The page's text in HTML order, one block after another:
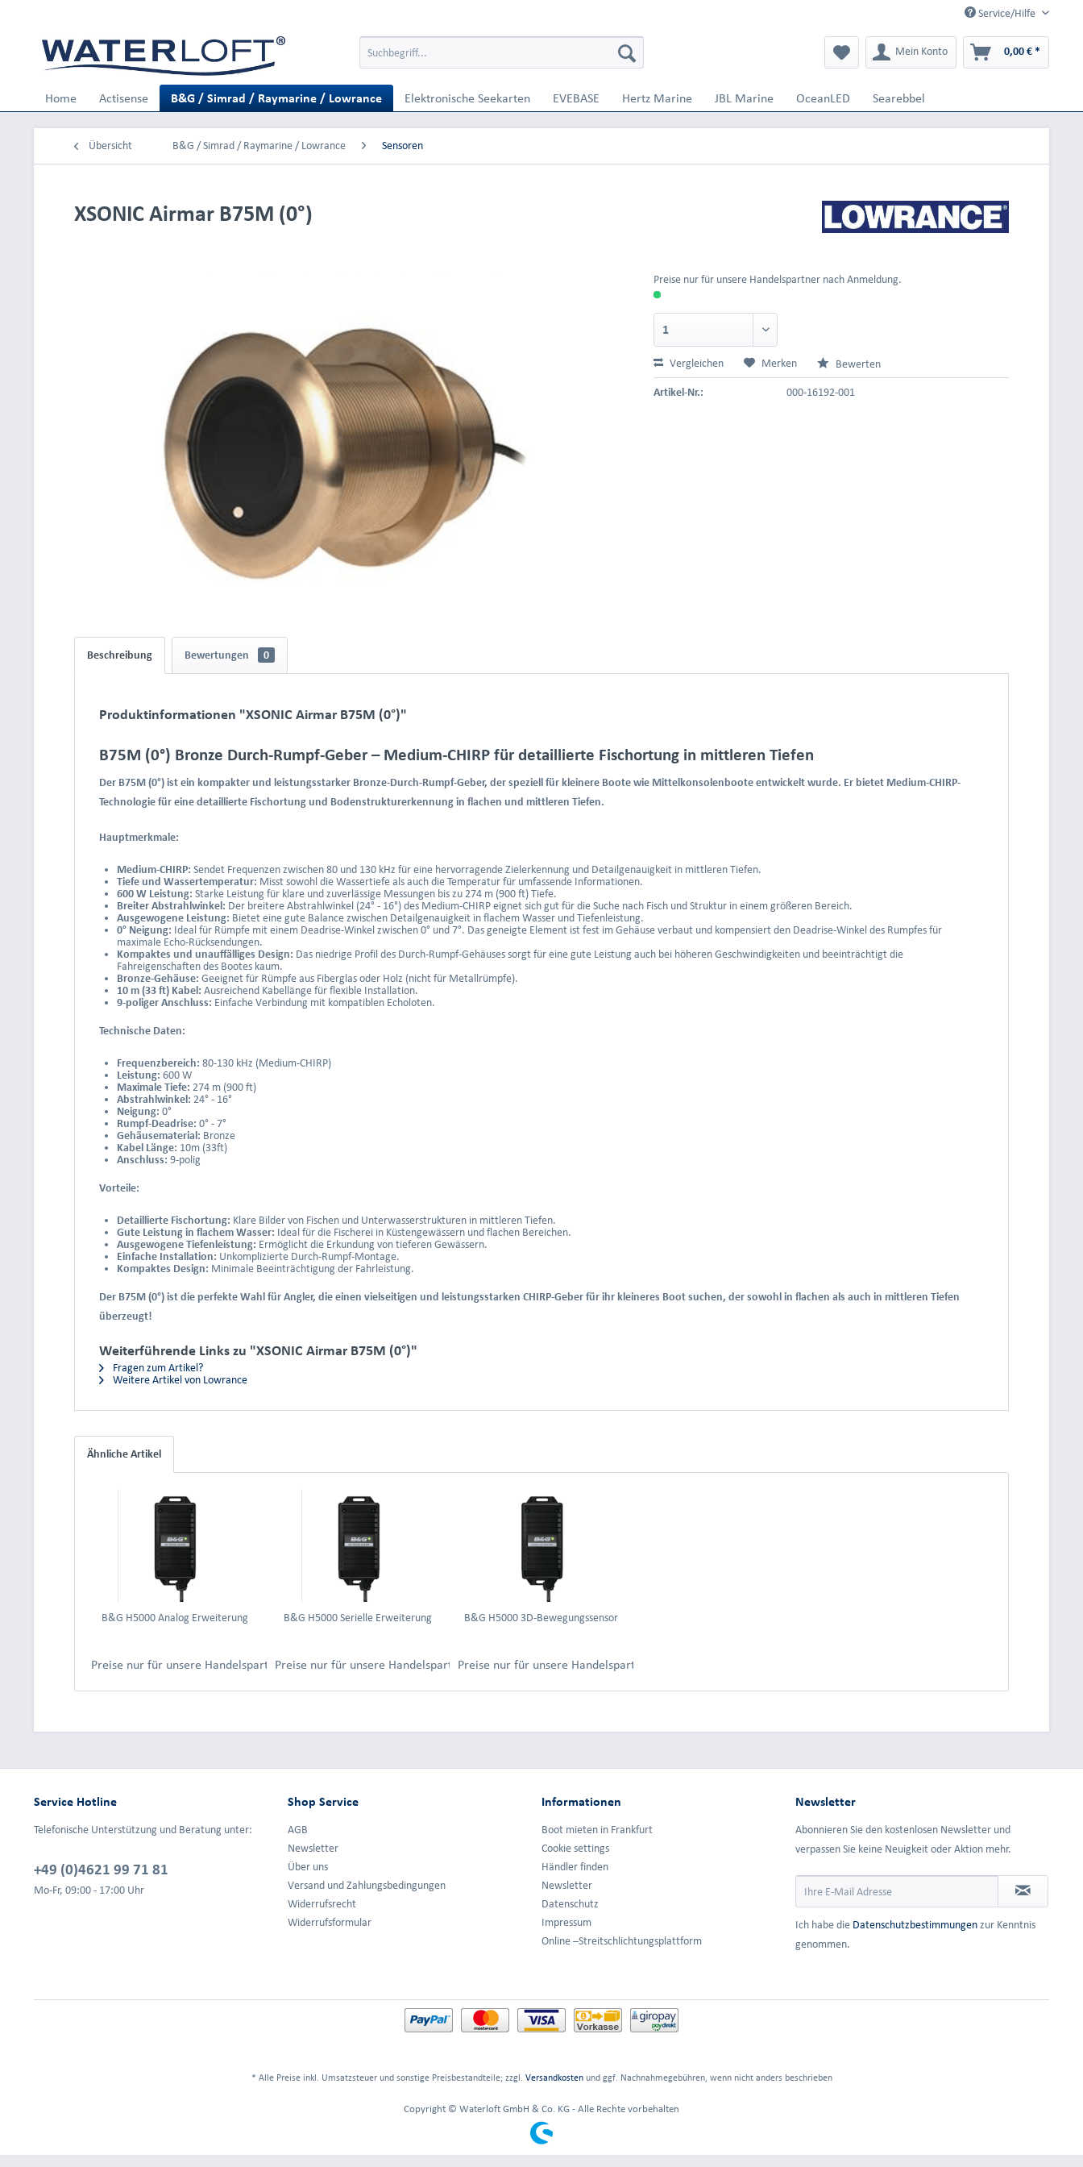
Service/Hilfe
Mein Konto 0,00 € *
Home Actisense B&G / Simrad / Raymarine / Lowrance Elektronische Seekarten EVEBASE Hertz Marine JBL Marine OceanLED Searebbel
Übersicht B&G / Simrad / Raymarine / Lowrance Sensoren
XSONIC Airmar B75M (0°)
Preise nur für unsere Handelspartner nach Anmeldung.
Vergleichen Merken Bewerten
Artikel-Nr.: 000-16192-001
Beschreibung Bewertungen 0
Produktinformationen "XSONIC Airmar B75M (0°)"
B75M (0°) Bronze Durch-Rumpf-Geber – Medium-CHIRP für detaillierte Fischortung in mittleren Tiefen
Der B75M (0°) ist ein kompakter und leistungsstarker Bronze-Durch-Rumpf-Geber, der speziell für kleinere Boote wie Mittelkonsolenboote entwickelt wurde. Er bietet Medium-CHIRP-
Technologie für eine detaillierte Fischortung und Bodenstrukturerkennung in flachen und mittleren Tiefen.
Hauptmerkmale:
Medium-CHIRP: Sendet Frequenzen zwischen 80 und 130 kHz für eine hervorragende Zielerkennung und Detailgenauigkeit in mittleren Tiefen.
Tiefe und Wassertemperatur: Misst sowohl die Wassertiefe als auch die Temperatur für umfassende Informationen.
600 W Leistung: Starke Leistung für klare und zuverlässige Messungen bis zu 274 m (900 ft) Tiefe.
Breiter Abstrahlwinkel: Der breitere Abstrahlwinkel (24° - 16°) des Medium-CHIRP eignet sich gut für die Suche nach Fisch und Struktur in einem größeren Bereich.
Ausgewogene Leistung: Bietet eine gute Balance zwischen Detailgenauigkeit in flachem Wasser und Tiefenleistung.
0° Neigung: Ideal für Rümpfe mit einem Deadrise-Winkel zwischen 0° und 7°. Das geneigte Element ist fest im Gehäuse verbaut und kompensiert den Deadrise-Winkel des Rumpfes für
maximale Echo-Rücksendungen.
Kompaktes und unauffälliges Design: Das niedrige Profil des Durch-Rumpf-Gehäuses sorgt für eine gute Leistung auch bei höheren Geschwindigkeiten und beeinträchtigt die
Fahreigenschaften des Bootes kaum.
Bronze-Gehäuse: Geeignet für Rümpfe aus Fiberglas oder Holz (nicht für Metallrümpfe).
10 m (33 ft) Kabel: Ausreichend Kabellänge für flexible Installation.
9-poliger Anschluss: Einfache Verbindung mit kompatiblen Echoloten.
Technische Daten:
Frequenzbereich: 80-130 kHz (Medium-CHIRP)
Leistung: 600 W
Maximale Tiefe: 274 m (900 ft)
Abstrahlwinkel: 24° - 16°
Neigung: 0°
Rumpf-Deadrise: 0° - 7°
Gehäusematerial: Bronze
Kabel Länge: 10m (33ft)
Anschluss: 9-polig
Vorteile:
Detaillierte Fischortung: Klare Bilder von Fischen und Unterwasserstrukturen in mittleren Tiefen.
Gute Leistung in flachem Wasser: Ideal für die Fischerei in Küstengewässern und flachen Bereichen.
Ausgewogene Tiefenleistung: Ermöglicht die Erkundung von tieferen Gewässern.
Einfache Installation: Unkomplizierte Durch-Rumpf-Montage.
Kompaktes Design: Minimale Beeinträchtigung der Fahrleistung.
Der B75M (0°) ist die perfekte Wahl für Angler, die einen vielseitigen und leistungsstarken CHIRP-Geber für ihr kleineres Boot suchen, der sowohl in flachen als auch in mittleren Tiefen
überzeugt!
Weiterführende Links zu "XSONIC Airmar B75M (0°)"
Fragen zum Artikel?
Weitere Artikel von Lowrance
Ähnliche Artikel
B&G H5000 Analog Erweiterung
Preise nur für unsere Handelspartner nach Anmeldung.
B&G H5000 Serielle Erweiterung
Preise nur für unsere Handelspartner nach Anmeldung.
B&G H5000 3D-Bewegungssensor
Preise nur für unsere Handelspartner nach Anmeldung.
Service Hotline
Telefonische Unterstützung und Beratung unter:
+49 (0)4621 99 71 81
Mo-Fr, 09:00 - 17:00 Uhr
Shop Service
AGB
Newsletter
Über uns
Versand und Zahlungsbedingungen
Widerrufsrecht
Widerrufsformular
Informationen
Boot mieten in Frankfurt
Cookie settings
Händler finden
Newsletter
Datenschutz
Impressum
Online –Streitschlichtungsplattform
Newsletter
Abonnieren Sie den kostenlosen Newsletter und
verpassen Sie keine Neuigkeit oder Aktion mehr.
Ich habe die Datenschutzbestimmungen zur Kenntnis
genommen.
* Alle Preise inkl. Umsatzsteuer und sonstige Preisbestandteile; zzgl. Versandkostenund ggf. Nachnahmegebühren, wenn nicht anders beschrieben
Copyright © Waterloft GmbH & Co. KG - Alle Rechte vorbehalten